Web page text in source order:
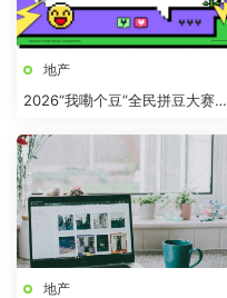
地产
2026“我嘞个豆”全民拼豆大赛主
地产